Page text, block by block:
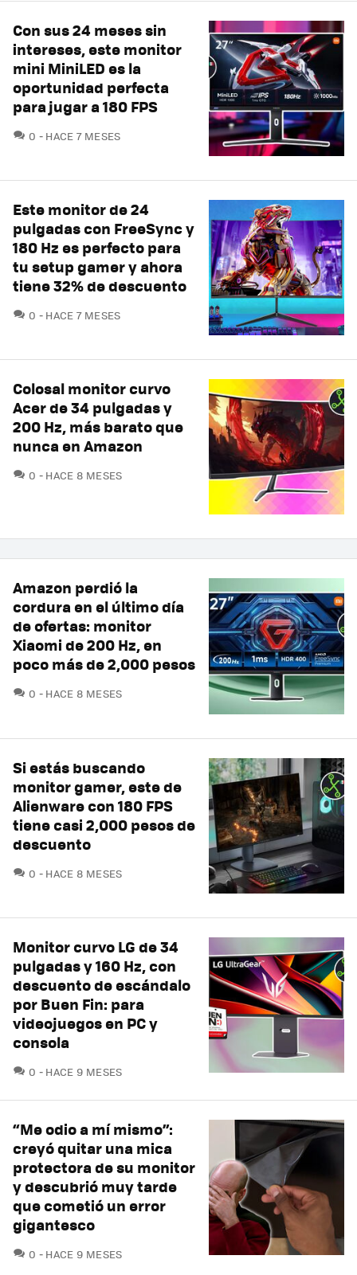
Con sus 24 meses sin
intereses, este monitor
mini MiniLED es la
oportunidad perfecta
para jugar a 180 FPS
0 COMENTARIOS
HACE 7 MESES
Este monitor de 24
pulgadas con FreeSync y
180 Hz es perfecto para
tu setup gamer y ahora
tiene 32% de descuento
0 COMENTARIOS
HACE 7 MESES
Colosal monitor curvo
Acer de 34 pulgadas y
200 Hz, más barato que
nunca en Amazon
0 COMENTARIOS
HACE 8 MESES
Amazon perdió la
cordura en el último día
de ofertas: monitor
Xiaomi de 200 Hz, en
poco más de 2,000 pesos
0 COMENTARIOS
HACE 8 MESES
Si estás buscando
monitor gamer, este de
Alienware con 180 FPS
tiene casi 2,000 pesos de
descuento
0 COMENTARIOS
HACE 8 MESES
Monitor curvo LG de 34
pulgadas y 160 Hz, con
descuento de escándalo
por Buen Fin: para
videojuegos en PC y
consola
0 COMENTARIOS
HACE 9 MESES
“Me odio a mí mismo”:
creyó quitar una mica
protectora de su monitor
y descubrió muy tarde
que cometió un error
gigantesco
0 COMENTARIOS
HACE 9 MESES